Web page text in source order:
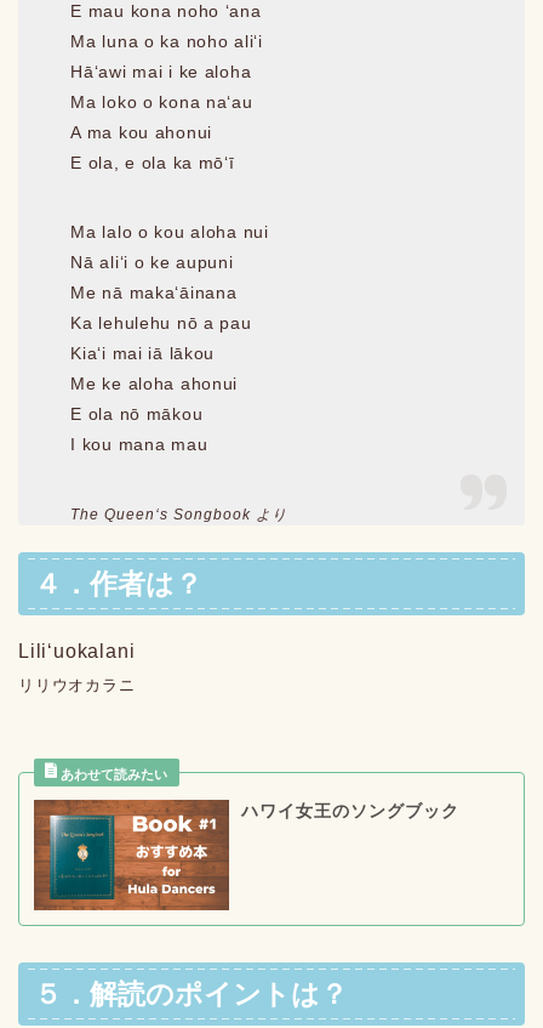
E mau kona noho ʻana
Ma luna o ka noho aliʻi
Hāʻawi mai i ke aloha
Ma loko o kona naʻau
A ma kou ahonui
E ola, e ola ka mōʻī
Ma lalo o kou aloha nui
Nā aliʻi o ke aupuni
Me nā makaʻāinana
Ka lehulehu nō a pau
Kiaʻi mai iā lākou
Me ke aloha ahonui
E ola nō mākou
I kou mana mau
The Queenʻs Songbook より
４．作者は？
Liliʻuokalani
リリウオカラニ
ハワイ女王のソングブック
５．解読のポイントは？